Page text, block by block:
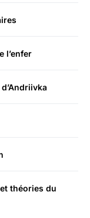
l’enfer
théories du